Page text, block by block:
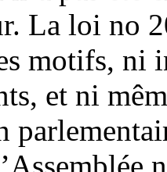
La loi no
motifs, ni
et ni